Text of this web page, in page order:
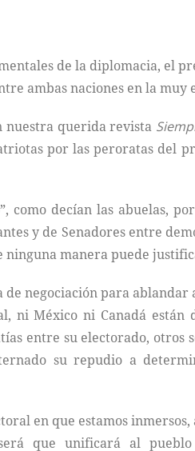
de la diplomacia, el
ambas naciones en la
nuestra querida revista
por las peroratas del
decían las abuelas,
y de Senadores entre
manera puede
negociación para
ni México ni Canadá
entre su electorado,
su repudio a
en que estamos
que unificará al